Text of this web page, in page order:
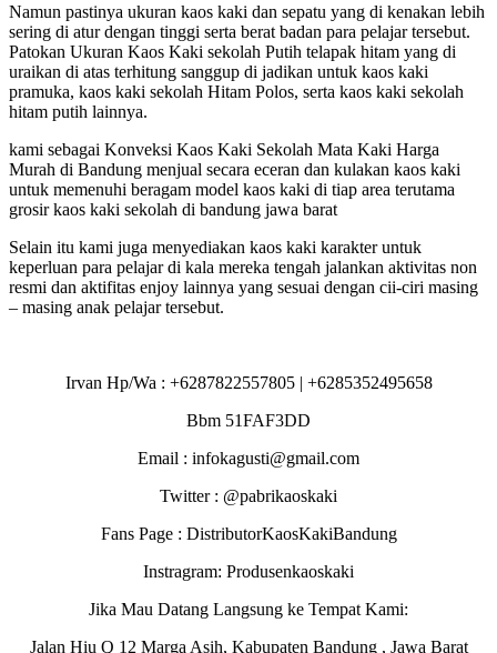
Namun pastinya ukuran kaos kaki dan sepatu yang di kenakan lebih
sering di atur dengan tinggi serta berat badan para pelajar tersebut.
Patokan Ukuran Kaos Kaki sekolah Putih telapak hitam yang di
uraikan di atas terhitung sanggup di jadikan untuk kaos kaki
pramuka, kaos kaki sekolah Hitam Polos, serta kaos kaki sekolah
hitam putih lainnya.
kami sebagai Konveksi Kaos Kaki Sekolah Mata Kaki Harga
Murah di Bandung menjual secara eceran dan kulakan kaos kaki
untuk memenuhi beragam model kaos kaki di tiap area terutama
grosir kaos kaki sekolah di bandung jawa barat
Selain itu kami juga menyediakan kaos kaki karakter untuk
keperluan para pelajar di kala mereka tengah jalankan aktivitas non
resmi dan aktifitas enjoy lainnya yang sesuai dengan cii-ciri masing
– masing anak pelajar tersebut.
Irvan Hp/Wa : +6287822557805 | +6285352495658
Bbm 51FAF3DD
Email : infokagusti@gmail.com
Twitter : @pabrikaoskaki
Fans Page : DistributorKaosKakiBandung
Instragram: Produsenkaoskaki
Jika Mau Datang Langsung ke Tempat Kami:
Jalan Hiu Q 12 Marga Asih, Kabupaten Bandung , Jawa Barat